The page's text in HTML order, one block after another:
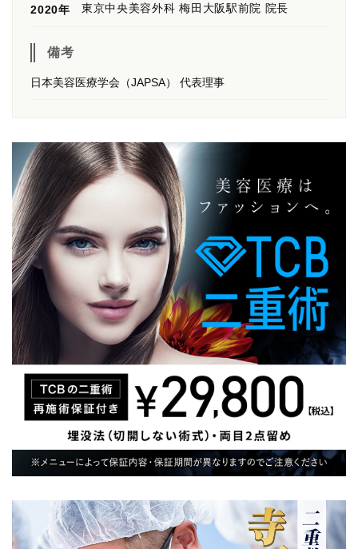
2020年 東京中央美容外科 梅田大阪駅前院 院長
備考
日本美容医療学会（JAPSA） 代表理事